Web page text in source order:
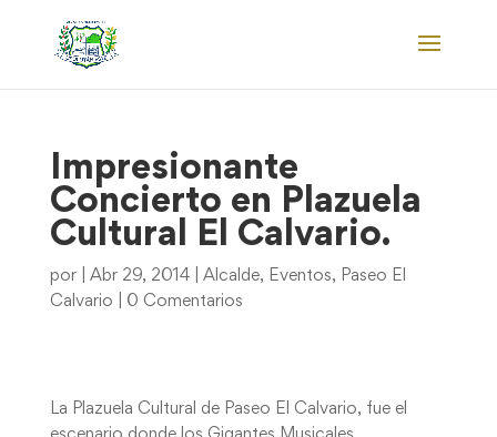
Impresionante
Concierto en Plazuela
Cultural El Calvario.
por Abr 29, 2014| Alcalde, Eventos, Paseo El
Calvario
0 Comentarios
La Plazuela Cultural de Paseo El Calvario, fue el